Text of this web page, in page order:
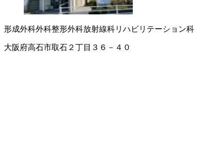
形成外科外科整形外科放射線科リハビリテーション科
大阪府高石市取石２丁目３６－４０